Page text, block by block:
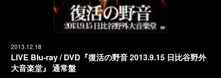
2013.12.18
LIVE Blu-ray / DVD『復活の野音 2013.9.15 日比谷野外
大音楽堂』 通常盤